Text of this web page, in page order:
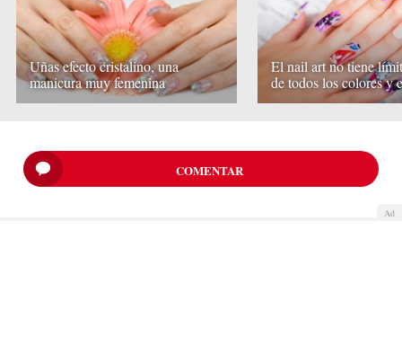
Uñas efecto cristalino, una
manicura muy femenina
El nail art no tiene
de todos los colores y
COMENTAR
Ad